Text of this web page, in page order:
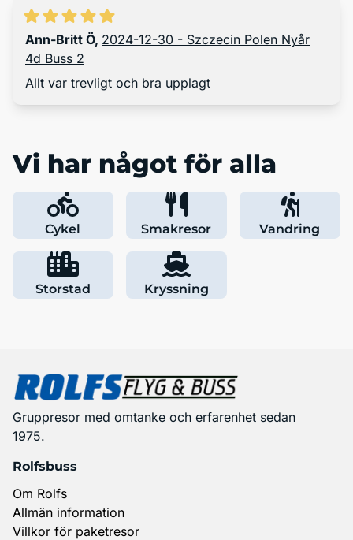
Ann-Britt Ö, 2024-12-30 - Szczecin Polen Nyår
4d Buss 2
Allt var trevligt och bra upplagt
Vi har något för alla
Cykel Smakresor Vandring
Storstad Kryssning
Gruppresor med omtanke och erfarenhet sedan
1975.
Rolfsbuss
Om Rolfs
Allmän information
Villkor för paketresor